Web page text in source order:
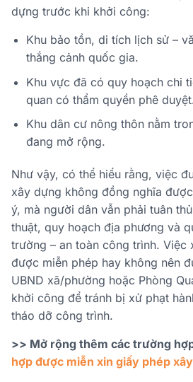
dựng trước khi khởi công:
Khu bảo tồn, di tích lịch sử –
thắng cảnh quốc gia.
Khu vực đã có quy hoạch chi
quan có thẩm quyền phê
Khu dân cư nông thôn nằm
đang mở rộng.
Như vậy, có thể hiểu rằng, việc
xây dựng không đồng nghĩa
ý, mà người dân vẫn phải tuân
thuật, quy hoạch địa phương và
trường – an toàn công trình. Việc
được miễn phép hay không nên
UBND xã/phường hoặc Phòng
khởi công để tránh bị xử phạt
tháo dỡ công trình.
>> Mở rộng thêm các trường
hợp được miễn xin giấy phép